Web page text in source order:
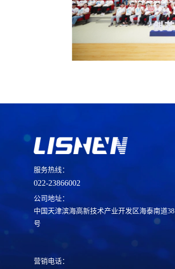
服务热线：
022-23866002
公司地址：
中国天津滨海高新技术产业开发区海泰南道38
号
营销电话：